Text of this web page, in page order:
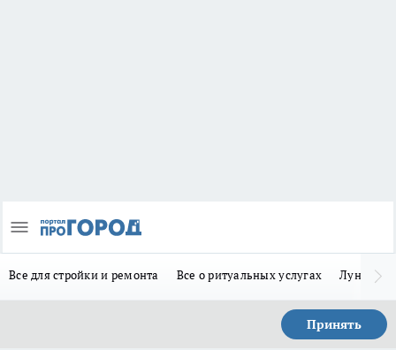
Все для стройки и ремонта Все о ритуальных услугах Лунно-
Принять